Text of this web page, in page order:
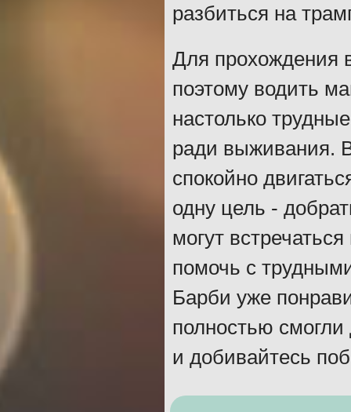
разбиться на
Для прохождения
поэтому водить
настолько
ради выживания.
спокойно
одну цель -
могут
помочь с
Барби уже
полностью
и добивайтесь